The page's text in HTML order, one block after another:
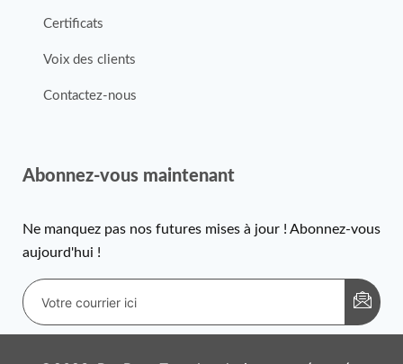
Certificats
Voix des clients
Contactez-nous
Abonnez-vous maintenant
Ne manquez pas nos futures mises à jour ! Abonnez-vous
aujourd'hui !